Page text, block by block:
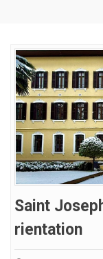
Saint
Rientation